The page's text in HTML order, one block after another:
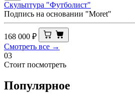
Скульптура "Футболист"
Подпись на основании "Moret"
168 000 ₽
Смотреть все →
03
Стоит посмотреть
Популярное